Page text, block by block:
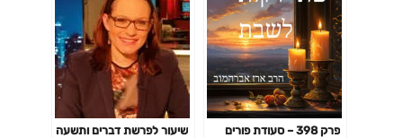
פרק 398 – סעודת פורים
שיעור לפרשת דברים ותשעה